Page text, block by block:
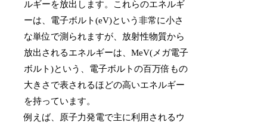
ルギーを放出します。これらのエネルギ
ーは、電子ボルト(eV)という非常に小さ
な単位で測られますが、放射性物質から
放出されるエネルギーは、MeV(メガ電子
ボルト)という、電子ボルトの百万倍もの
大きさで表されるほどの高いエネルギー
を持っています。
例えば、原子力発電で主に利用されるウ